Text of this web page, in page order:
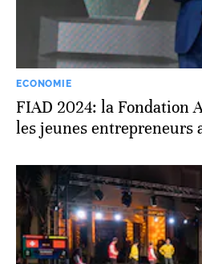
ECONOMIE
FIAD 2024: la Fondation
les jeunes entrepreneurs